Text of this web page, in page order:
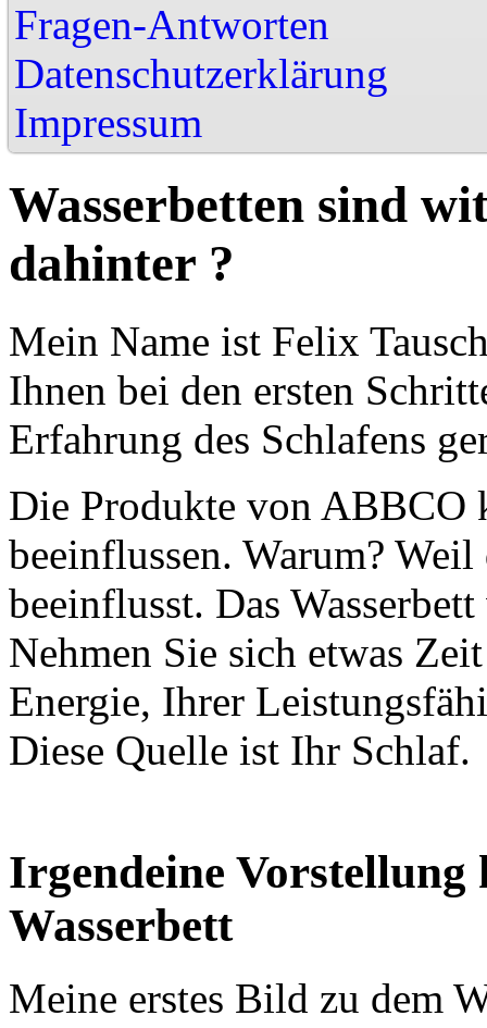
Fragen-Antworten
Datenschutzerklärung
Wasserbetten sind
dahinter ?
Mein Name ist Felix
Ihnen bei den ersten
Erfahrung des Schlafens
Die Produkte von ABBCO
beeinflussen. Warum?
beeinflusst. Das
Nehmen Sie sich etwas
Energie, Ihrer
Diese Quelle ist Ihr Schlaf.
Irgendeine
Wasserbett
Meine erstes Bild zu dem